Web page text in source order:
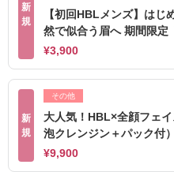
新
規
【初回HBLメンズ】はじ
然で似合う眉へ 期間限定
¥3,900
新
規
その他
大人気！HBL×全顔フェ
泡クレンジン＋パック付）
¥9,900